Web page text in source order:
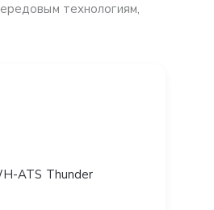
технологиям,
ATS Thunder